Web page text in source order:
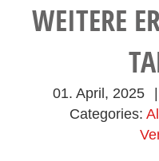
WEITERE
01. April, 2025
Categories: